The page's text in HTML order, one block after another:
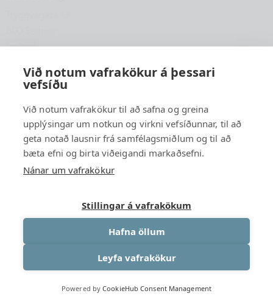
Iceland
hfsu@hfsu.is
+354 560 2040
Háskólafélag Suðurlands© 2026. Allur réttur áskilinn.
Við notum vafrakökur á þessari
vefsíðu
Við notum vafrakökur til að safna og greina
upplýsingar um notkun og virkni vefsíðunnar, til að
geta notað lausnir frá samfélagsmiðlum og til að
bæta efni og birta viðeigandi markaðsefni.
Nánar um vafrakökur
Stillingar á vafrakökum
Hafna öllum
Leyfa vafrakökur
Powered byCookieHub Consent Management